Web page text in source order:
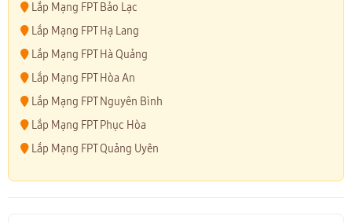
Lắp Mạng FPT Bảo Lạc
Lắp Mạng FPT Hạ Lang
Lắp Mạng FPT Hà Quảng
Lắp Mạng FPT Hòa An
Lắp Mạng FPT Nguyên Bình
Lắp Mạng FPT Phục Hòa
Lắp Mạng FPT Quảng Uyên